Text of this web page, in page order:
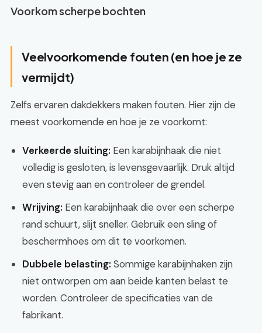
Voorkom scherpe bochten
Veelvoorkomende fouten (en hoe je ze
vermijdt)
Zelfs ervaren dakdekkers maken fouten. Hier zijn de
meest voorkomende en hoe je ze voorkomt:
Verkeerde sluiting: Een karabijnhaak die niet
volledig is gesloten, is levensgevaarlijk. Druk altijd
even stevig aan en controleer de grendel.
Wrijving: Een karabijnhaak die over een scherpe
rand schuurt, slijt sneller. Gebruik een sling of
beschermhoes om dit te voorkomen.
Dubbele belasting: Sommige karabijnhaken zijn
niet ontworpen om aan beide kanten belast te
worden. Controleer de specificaties van de
fabrikant.